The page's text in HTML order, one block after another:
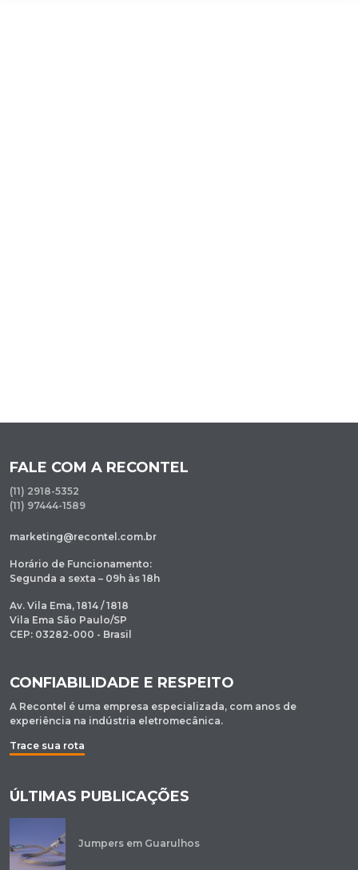
FALE COM A RECONTEL
(11) 2918-5352
(11) 97444-1589
marketing@recontel.com.br
Horário de Funcionamento:
Segunda a sexta – 09h às 18h
Av. Vila Ema, 1814 / 1818
Vila Ema São Paulo/SP
CEP: 03282-000 - Brasil
CONFIABILIDADE E RESPEITO
A Recontel é uma empresa especializada, com anos de
experiência na indústria eletromecânica.
Trace sua rota
ÚLTIMAS PUBLICAÇÕES
Jumpers em Guarulhos